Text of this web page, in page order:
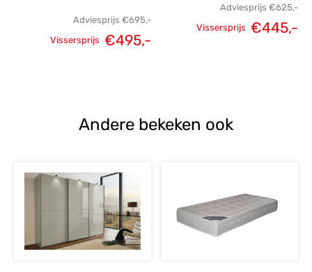
Adviesprijs €695,-
Vissersprijs €495,-
Adviesprijs €625,-
Vissersprijs €445,-
Andere bekeken ook